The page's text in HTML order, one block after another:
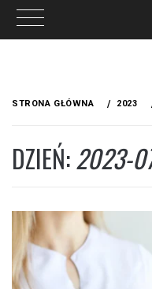
STRONA GŁÓWNA 2023
DZIEŃ:2023-